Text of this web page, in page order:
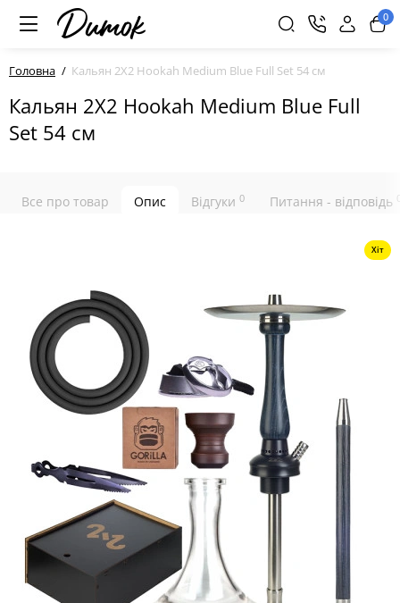
0
Головна Кальян 2X2 Hookah Medium Blue Full Set 54 см
Кальян 2X2 Hookah Medium Blue Full
Set 54 см
Все про товар Опис Відгуки 0 Питання - відповідь
Хіт